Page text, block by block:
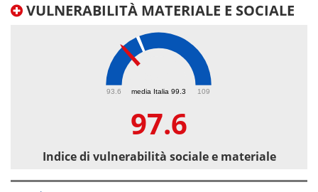
VULNERABILITÀ MATERIALE E SOCIALE
media Italia 99.3
93.6 109
97.6
Indice di vulnerabilità sociale e materiale